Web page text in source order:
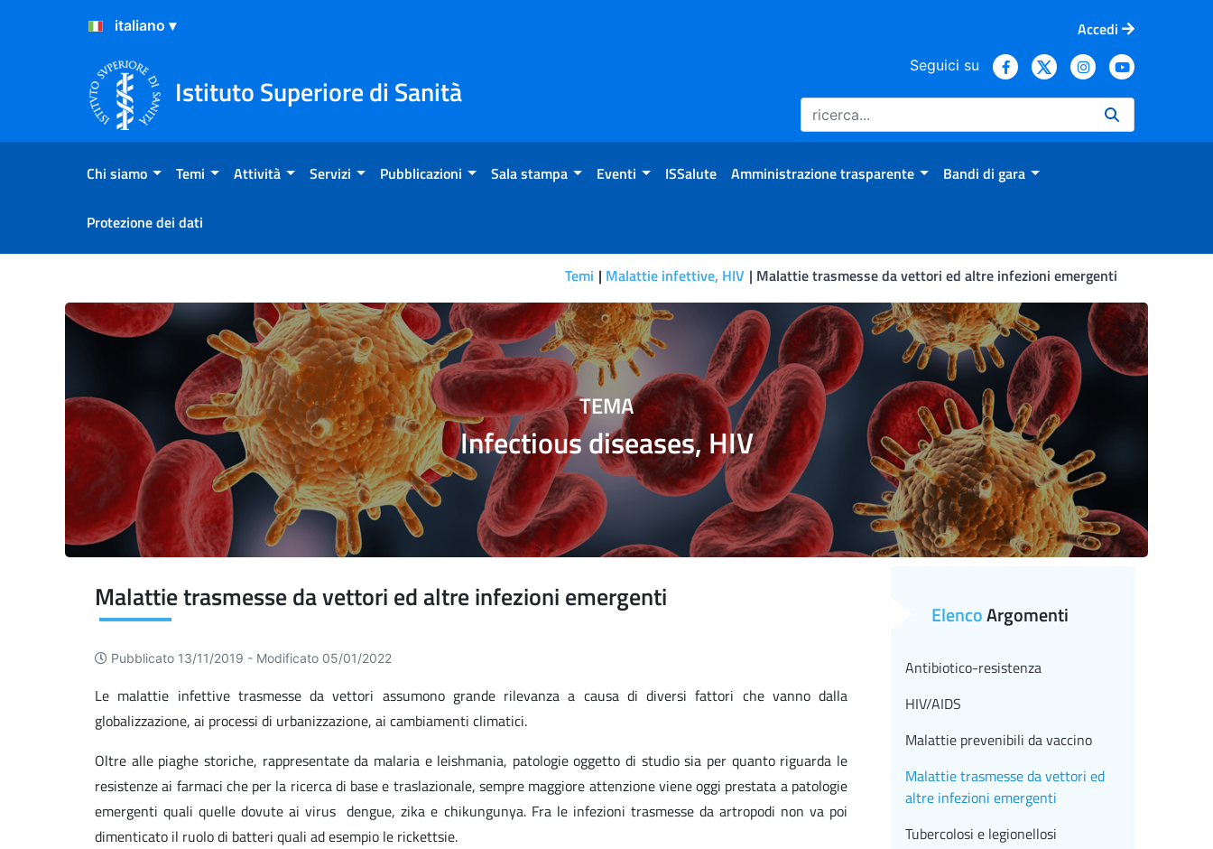
Salta al Contenuto
Salta al Footer
Accedi
Istituto Superiore di Sanità
Seguici su
Chi siamo Temi Attività Servizi Pubblicazioni Sala stampa Eventi ISSalute Amministrazione trasparente Bandi di gara
Protezione dei dati
Temi Malattie infettive, HIV Malattie trasmesse da vettori ed altre infezioni emergenti
Malattie trasmesse da vettori ed altre infezioni emergenti
TEMA
Infectious diseases, HIV
Malattie trasmesse da vettori ed altre infezioni emergenti
Pubblicato 13/11/2019 - Modificato 05/01/2022
Le malattie infettive trasmesse da vettori assumono grande rilevanza a causa di diversi fattori che vanno dalla
globalizzazione, ai processi di urbanizzazione, ai cambiamenti climatici.
Oltre alle piaghe storiche, rappresentate da malaria e leishmania, patologie oggetto di studio sia per quanto riguarda le
resistenze ai farmaci che per la ricerca di base e traslazionale, sempre maggiore attenzione viene oggi prestata a patologie
emergenti quali quelle dovute ai virus dengue, zika e chikungunya. Fra le infezioni trasmesse da artropodi non va poi
dimenticato il ruolo di batteri quali ad esempio le rickettsie.
ElencoArgomenti
Antibiotico-resistenza
HIV/AIDS
Malattie prevenibili da vaccino
Malattie trasmesse da vettori ed
altre infezioni emergenti
Tubercolosi e legionellosi